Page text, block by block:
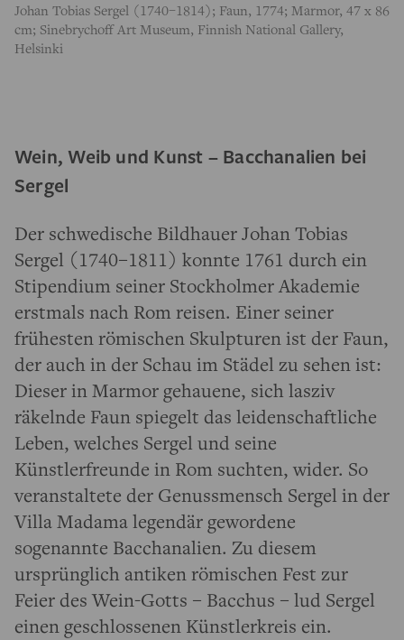
Johan Tobias Sergel (1740–1814); Faun, 1774; Marmor, 47 x 86
cm; Sinebrychoff Art Museum, Finnish National Gallery,
Helsinki
Wein, Weib und Kunst – Bacchanalien bei
Sergel
Der schwedische Bildhauer Johan Tobias
Sergel (1740–1811) konnte 1761 durch ein
Stipendium seiner Stockholmer Akademie
erstmals nach Rom reisen. Einer seiner
frühesten römischen Skulpturen ist der Faun,
der auch in der Schau im Städel zu sehen ist:
Dieser in Marmor gehauene, sich lasziv
räkelnde Faun spiegelt das leidenschaftliche
Leben, welches Sergel und seine
Künstlerfreunde in Rom suchten, wider. So
veranstaltete der Genussmensch Sergel in der
Villa Madama legendär gewordene
sogenannte Bacchanalien. Zu diesem
ursprünglich antiken römischen Fest zur
Feier des Wein-Gotts – Bacchus – lud Sergel
einen geschlossenen Künstlerkreis ein.